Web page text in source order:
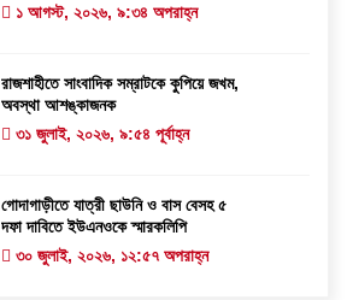
১ আগস্ট, ২০২৬, ৯:৩৪ অপরাহ্ন
রাজশাহীতে সাংবাদিক সম্রাটকে কুপিয়ে জখম,
অবস্থা আশঙ্কাজনক
৩১ জুলাই, ২০২৬, ৯:৫৪ পূর্বাহ্ন
গোদাগাড়ীতে যাত্রী ছাউনি ও বাস বেসহ ৫
দফা দাবিতে ইউএনওকে স্মারকলিপি
৩০ জুলাই, ২০২৬, ১২:৫৭ অপরাহ্ন